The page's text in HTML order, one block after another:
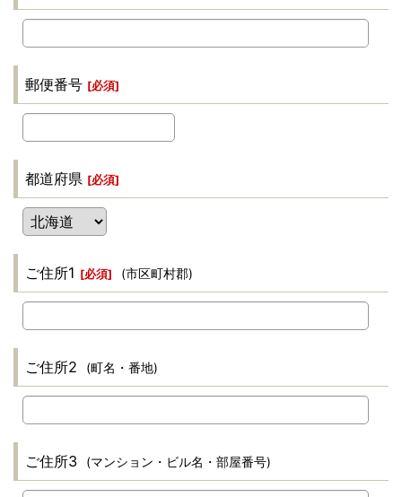
郵便番号 [必須]
都道府県 [必須]
ご住所1 [必須] (市区町村郡)
ご住所2 (町名・番地)
ご住所3 (マンション・ビル名・部屋番号)